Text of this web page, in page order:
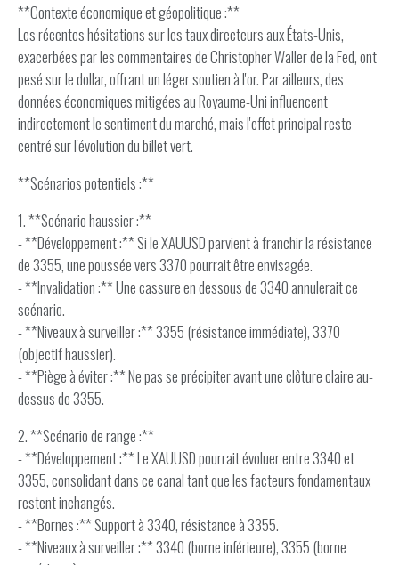
**Contexte économique et géopolitique :**
Les récentes hésitations sur les taux directeurs aux États-Unis,
exacerbées par les commentaires de Christopher Waller de la Fed, ont
pesé sur le dollar, offrant un léger soutien à l'or. Par ailleurs, des
données économiques mitigées au Royaume-Uni influencent
indirectement le sentiment du marché, mais l'effet principal reste
centré sur l'évolution du billet vert.
**Scénarios potentiels :**
1. **Scénario haussier :**
- **Développement :** Si le XAUUSD parvient à franchir la résistance
de 3355, une poussée vers 3370 pourrait être envisagée.
- **Invalidation :** Une cassure en dessous de 3340 annulerait ce
scénario.
- **Niveaux à surveiller :** 3355 (résistance immédiate), 3370
(objectif haussier).
- **Piège à éviter :** Ne pas se précipiter avant une clôture claire au-
dessus de 3355.
2. **Scénario de range :**
- **Développement :** Le XAUUSD pourrait évoluer entre 3340 et
3355, consolidant dans ce canal tant que les facteurs fondamentaux
restent inchangés.
- **Bornes :** Support à 3340, résistance à 3355.
- **Niveaux à surveiller :** 3340 (borne inférieure), 3355 (borne